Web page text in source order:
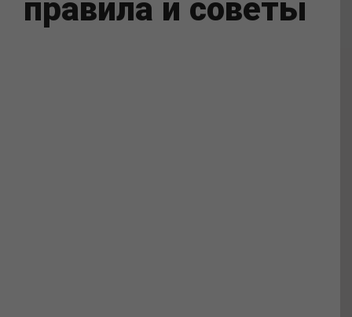
правила и советы